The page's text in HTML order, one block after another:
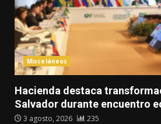
Misceláneos
Hacienda destaca
Salvador durante encuentro
3 agosto, 2026 235